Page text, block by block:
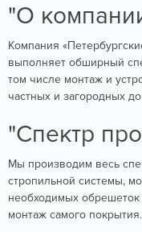
"О
Компания
выполняет обширный
том числе монтаж и
частных и загородных
"Спектр
Мы производим весь
стропильной системы,
необходимых
монтаж самого покрытия.